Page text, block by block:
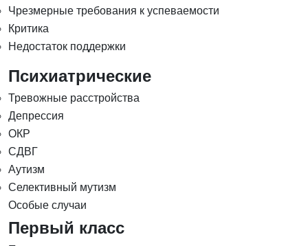
Чрезмерные требования к успеваемости
Критика
Недостаток поддержки
Психиатрические
Тревожные расстройства
Депрессия
ОКР
СДВГ
Аутизм
Селективный мутизм
Особые случаи
Первый класс